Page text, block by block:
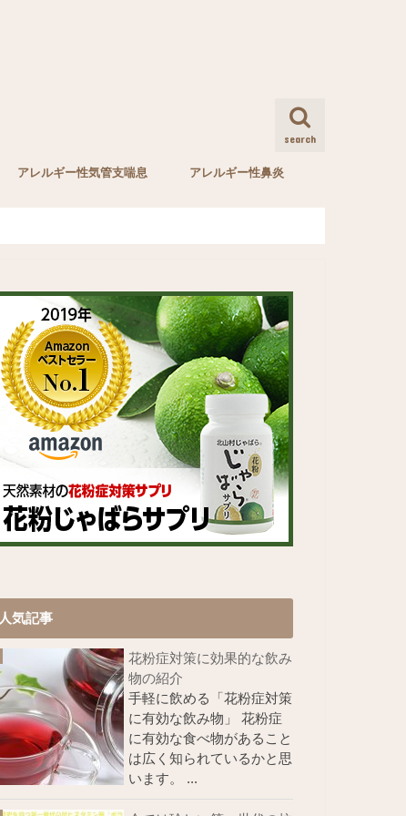
search
アレルギー性気管支喘息 アレルギー性鼻炎
人気記事
花粉症対策に効果的な飲み
物の紹介
手軽に飲める「花粉症対策
に有効な飲み物」 花粉症
に有効な食べ物があること
は広く知られているかと思
います。 ...